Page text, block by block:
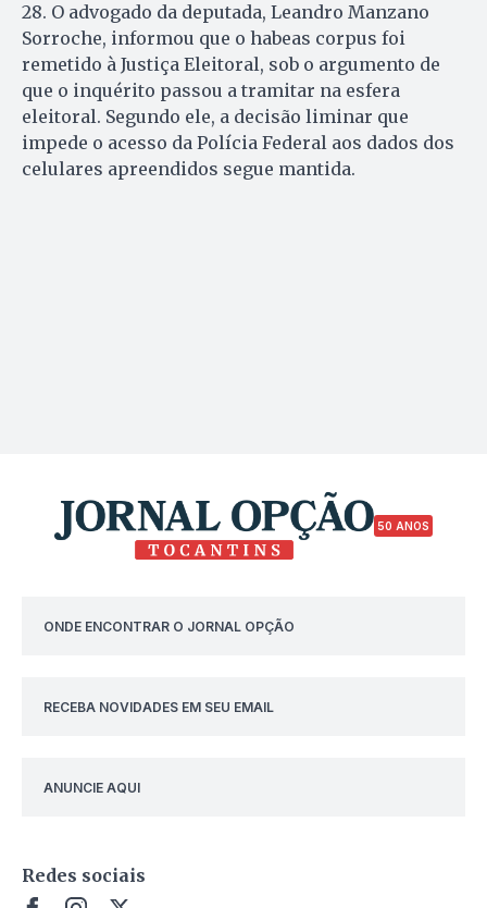
28. O advogado da deputada, Leandro Manzano
Sorroche, informou que o habeas corpus foi
remetido à Justiça Eleitoral, sob o argumento de
que o inquérito passou a tramitar na esfera
eleitoral. Segundo ele, a decisão liminar que
impede o acesso da Polícia Federal aos dados dos
celulares apreendidos segue mantida.
50 ANOS
ONDE ENCONTRAR O JORNAL OPÇÃO
RECEBA NOVIDADES EM SEU EMAIL
ANUNCIE AQUI
Redes sociais